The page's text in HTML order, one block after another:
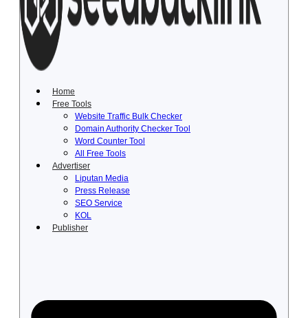
Lewati
konten
Home
Free Tools
Website Traffic Bulk Checker
Domain Authority Checker Tool
Word Counter Tool
All Free Tools
Advertiser
Liputan Media
Press Release
SEO Service
KOL
Publisher